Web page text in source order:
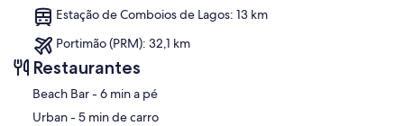
Estação de Comboios de Lagos: 13 km
Portimão (PRM): 32,1 km
Restaurantes
‪Beach Bar - ‬6 min a pé
‪Urban - ‬5 min de carro